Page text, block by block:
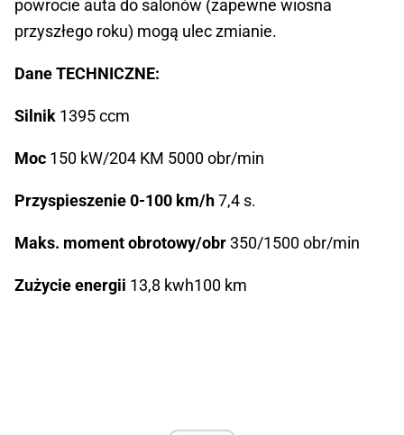
powrocie auta do salonów (zapewne wiosna
przyszłego roku) mogą ulec zmianie.
Dane TECHNICZNE:
Silnik 1395 ccm
Moc 150 kW/204 KM 5000 obr/min
Przyspieszenie 0-100 km/h7,4 s.
Maks. moment obrotowy/obr350/1500 obr/min
Zużycie energii 13,8 kwh100 km